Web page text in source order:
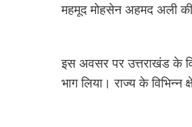
महमूद मोहसेन अहमद अली की
इस अवसर पर उत्तराखंड के
भाग लिया। राज्य के विभिन्न